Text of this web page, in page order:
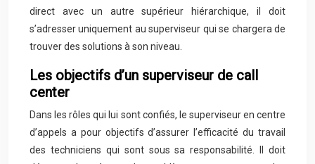
direct avec un autre supérieur hiérarchique, il doit
s’adresser uniquement au superviseur qui se chargera de
trouver des solutions à son niveau.
Les objectifs d’un superviseur de call
center
Dans les rôles qui lui sont confiés, le superviseur en centre
d’appels a pour objectifs d’assurer l’efficacité du travail
des techniciens qui sont sous sa responsabilité. Il doit